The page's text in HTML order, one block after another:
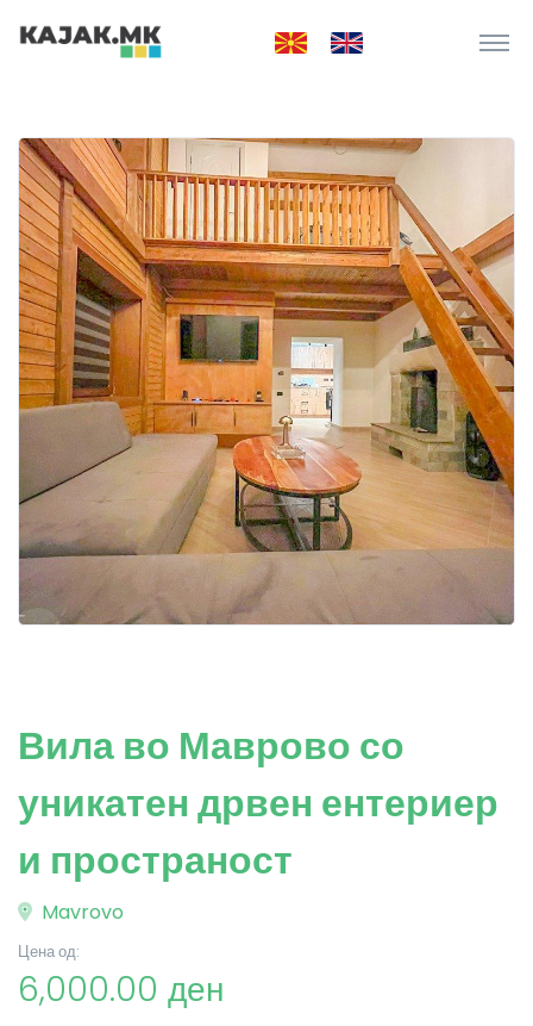
Вила во Маврово со
уникатен дрвен ентериер
и пространост
Mavrovo
Цена од:
6,000.00 ден